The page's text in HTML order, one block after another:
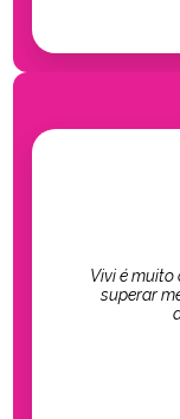
Vivi é muito
superar